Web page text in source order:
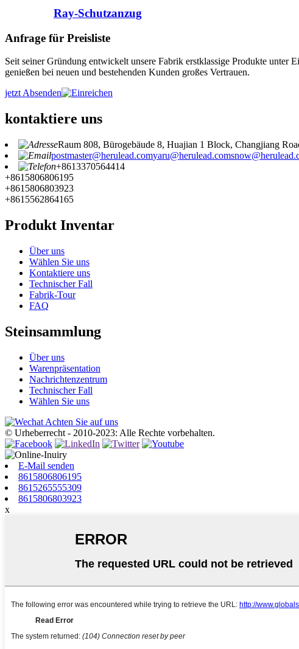
Ray-Schutzanzug
Anfrage für Preisliste
Seit seiner Gründung entwickelt unsere Fabrik erstklassige Produkte unter
genießen bei neuen und bestehenden Kunden großes Vertrauen.
jetzt Absenden
kontaktiere uns
Raum 808, Bürogebäude 8, Huajian 1 Block, Changjiang
postmaster@herulead.comyaru@herulead.com
+8613370564414
+8615806806195
+8615806803923
+8615562864165
Produkt Inventar
Über uns
Wählen Sie uns
Kontaktiere uns
Technischer Fall
Fabrik-Tour
FAQ
Steinsammlung
Über uns
Warenpräsentation
Nachrichtenzentrum
Technischer Fall
Wählen Sie uns
Achten Sie auf uns
© Urheberrecht - 2010-2023: Alle Rechte vorbehalten.
E-Mail senden
8615806806195
8615265555309
8615806803923
x